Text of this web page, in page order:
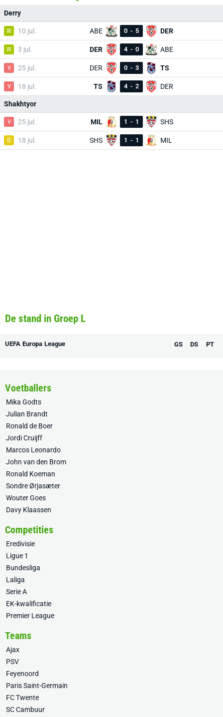
Derry
W 10 jul. ABE 0 - 5 DER
W 3 jul. DER 4 - 0 ABE
V 25 jul. DER 0 - 3 TS
V 18 jul. TS 4 - 2 DER
Shakhtyor
V 25 jul. MIL 1 - 1 SHS
G 18 jul. SHS 1 - 1 MIL
De stand in Groep L
UEFA Europa League GS DS PT
Voetballers
Mika Godts
Julian Brandt
Ronald de Boer
Jordi Cruijff
Marcos Leonardo
John van den Brom
Ronald Koeman
Sondre Ørjasæter
Wouter Goes
Davy Klaassen
Competities
Eredivisie
Ligue 1
Bundesliga
Laliga
Serie A
EK-kwalificatie
Premier League
Teams
Ajax
PSV
Feyenoord
Paris Saint-Germain
FC Twente
SC Cambuur